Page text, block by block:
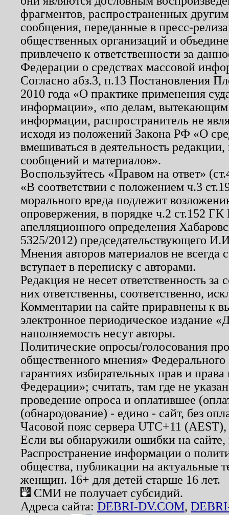
фрагментов, распространенных
сообщения, переданные в пресс-
общественных организаций и
привлечено к ответственности за
Федерации о средствах массовой
Согласно абз.3, п.13 Постановления
2010 года «О практике применения
информации», «по делам, вытекающим
информации, распространитель не
исходя из положений Закона РФ «О
вмешиваться в деятельность
сообщений и материалов».
Воспользуйтесь «Правом на ответ»
«В соответствии с положением ч.3
морального вреда подлежит
опровержения, в порядке ч.2 ст.152
апелляционного определения
5325/2012) председательствующего
Мнения авторов материалов не
вступает в переписку с авторами.
Редакция не несет ответственность
них ответственны, соответственно,
Комментарии на сайте приравнены к
электронное периодическое издание
наполняемость несут авторы.
Политические опросы/голосования
общественного мнения»
гарантиях избирательных прав и
Федерации»; считать, там где не
проведение опроса и оплатившее
(обнародование) - едино - сайт, без
Часовой пояс сервера UTC+11
Если вы обнаружили ошибки на
Распространение информации о
общества, публикации на актуальные
женщин. 16+ для детей старше 16 лет.
СМИ не получает субсидий.
Адреса сайта: DEBRI-DV.COM,